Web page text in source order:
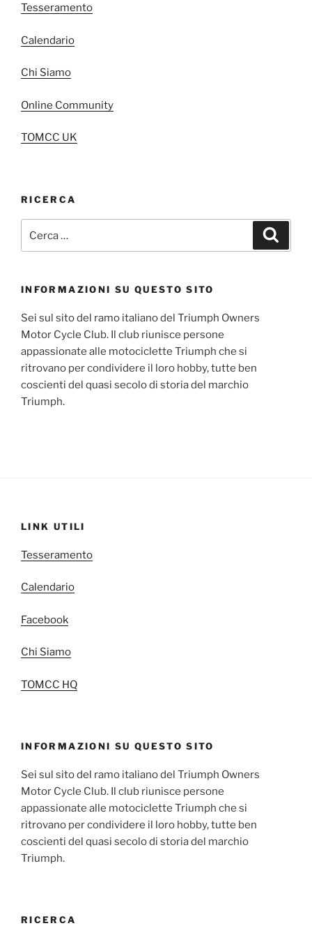
Tesseramento
Calendario
Chi Siamo
Online Community
TOMCC UK
RICERCA
INFORMAZIONI SU QUESTO SITO
Sei sul sito del ramo italiano del Triumph Owners
Motor Cycle Club. Il club riunisce persone
appassionate alle motociclette Triumph che si
ritrovano per condividere il loro hobby, tutte ben
coscienti del quasi secolo di storia del marchio
Triumph.
LINK UTILI
Tesseramento
Calendario
Facebook
Chi Siamo
TOMCC HQ
INFORMAZIONI SU QUESTO SITO
Sei sul sito del ramo italiano del Triumph Owners
Motor Cycle Club. Il club riunisce persone
appassionate alle motociclette Triumph che si
ritrovano per condividere il loro hobby, tutte ben
coscienti del quasi secolo di storia del marchio
Triumph.
RICERCA